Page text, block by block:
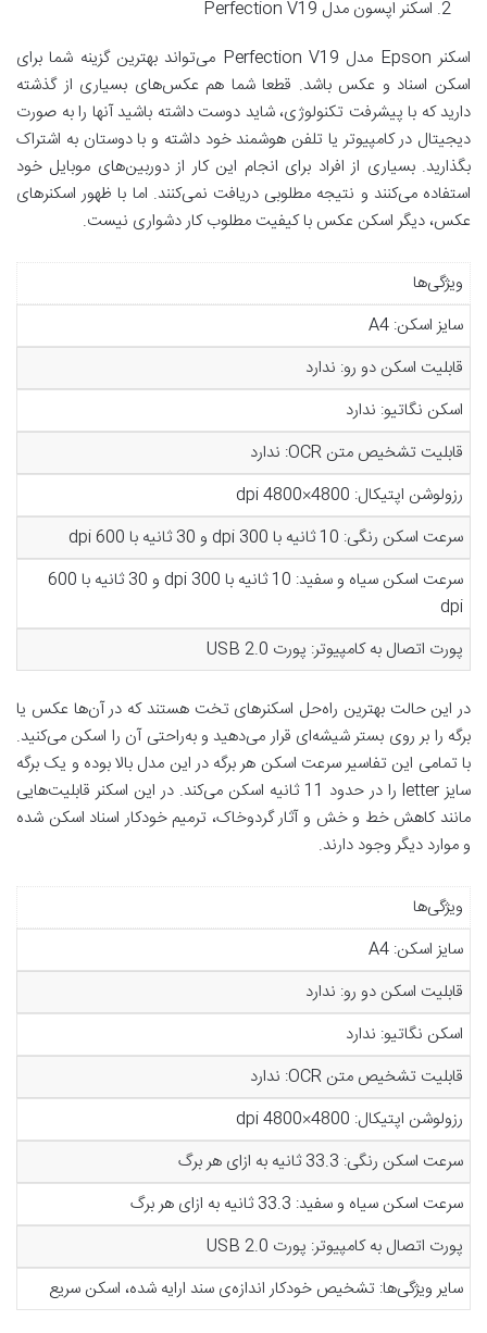
اسکنر اپسون مدل Perfection V19
اسکنر Epson مدل Perfection V19 می‌تواند بهترین گزینه‌ شما برای
اسکن اسناد و عکس‌ باشد. قطعا شما هم عکس‌های بسیاری از گذشته
دارید که با پیشرفت تکنولوژی، شاید دوست داشته باشید آنها را به صورت
دیجیتال در کامپیوتر یا تلفن هوشمند خود داشته و با دوستان به اشتراک
بگذارید. بسیاری از افراد برای انجام این کار از دوربین‌های موبایل خود
استفاده می‌کنند و نتیجه‌ مطلوبی دریافت نمی‌کنند. اما با ظهور اسکنرهای
عکس، دیگر اسکن عکس با کیفیت مطلوب کار دشواری نیست.
ویژگی‌ها
سایز اسکن: A4
قابلیت اسکن دو رو: ندارد
اسکن نگاتیو: ندارد
قابلیت تشخیص متن OCR: ندارد
رزولوشن اپتیکال: 4800×4800 dpi
سرعت اسکن رنگی: 10 ثانیه با 300 dpi و 30 ثانیه با 600 dpi
سرعت اسکن سیاه و سفید: 10 ثانیه با 300 dpi و 30 ثانیه با 600
dpi
پورت اتصال به کامپیوتر: پورت USB 2.0
در این حالت بهترین راه‌حل اسکنرهای تخت هستند که در آن‌ها عکس یا
برگه را بر روی بستر شیشه‌ای قرار می‌‌دهید و به‌راحتی آن را اسکن می‌کنید.
با تمامی این تفاسیر سرعت اسکن هر برگه در این مدل ‌بالا بوده و یک برگه
سایز letter را در حدود 11 ثانیه اسکن می‌کند. در این اسکنر قابلیت‌هایی
مانند کاهش خط و خش و آثار گردوخاک، ترمیم خودکار اسناد اسکن شده
و موارد دیگر وجود دارند.
ویژگی‌ها
سایز اسکن: A4
قابلیت اسکن دو رو: ندارد
اسکن نگاتیو: ندارد
قابلیت تشخیص متن OCR: ندارد
رزولوشن اپتیکال: 4800×4800 dpi
سرعت اسکن رنگی: 33.3 ثانیه به ازای هر برگ
سرعت اسکن سیاه و سفید: 33.3 ثانیه به ازای هر برگ
پورت اتصال به کامپیوتر: پورت USB 2.0
سایر ویژگی‌ها: تشخیص خودکار اندازه‌ی سند ارایه شده، اسکن سریع